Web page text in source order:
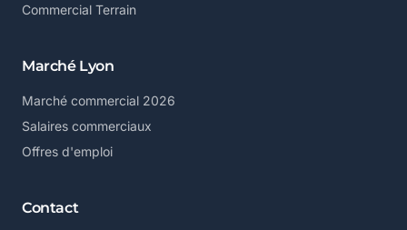
Commercial Terrain
Marché Lyon
Marché commercial 2026
Salaires commerciaux
Offres d'emploi
Contact